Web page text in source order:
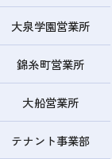
大泉学園営業所
錦糸町営業所
大船営業所
テナント事業部